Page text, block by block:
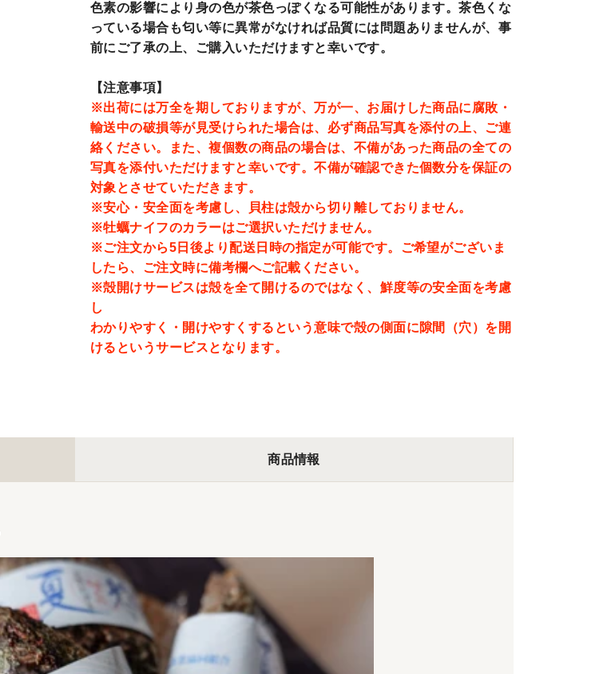
色素の影響により身の色が茶色っぽくなる可能性があります。茶色くな
っている場合も匂い等に異常がなければ品質には問題ありませんが、事
前にご了承の上、ご購入いただけますと幸いです。
【注意事項】
※出荷には万全を期しておりますが、万が一、お届けした商品に腐敗・
輸送中の破損等が見受けられた場合は、必ず商品写真を添付の上、ご連
絡ください。また、複個数の商品の場合は、不備があった商品の全ての
写真を添付いただけますと幸いです。不備が確認できた個数分を保証の
対象とさせていただきます。
※安心・安全面を考慮し、貝柱は殻から切り離しておりません。
※牡蠣ナイフのカラーはご選択いただけません。
※ご注文から5日後より配送日時の指定が可能です。ご希望がございま
したら、ご注文時に備考欄へご記載ください。
※殻開けサービスは殻を全て開けるのではなく、 鮮度等の安全面を考慮
し
わかりやすく・開けやすくするという意味で殻の側面に隙間（穴） を開
けるというサービスとなります。
商品情報